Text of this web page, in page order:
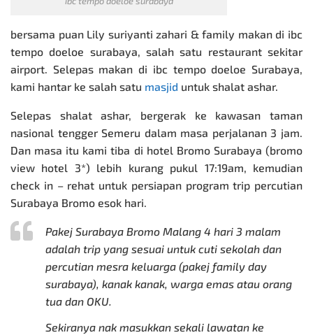
bersama puan Lily suriyanti zahari & family makan di ibc
tempo doeloe surabaya, salah satu restaurant sekitar
airport. Selepas makan di ibc tempo doeloe Surabaya,
kami hantar ke salah satu masjid untuk shalat ashar.
Selepas shalat ashar, bergerak ke kawasan taman
nasional tengger Semeru dalam masa perjalanan 3 jam.
Dan masa itu kami tiba di hotel Bromo Surabaya (bromo
view hotel 3*) lebih kurang pukul 17:19am, kemudian
check in – rehat untuk persiapan program trip percutian
Surabaya Bromo esok hari.
Pakej Surabaya Bromo Malang 4 hari 3 malam
adalah trip yang sesuai untuk cuti sekolah dan
percutian mesra keluarga (pakej family day
surabaya), kanak kanak, warga emas atau orang
tua dan OKU.
Sekiranya nak masukkan sekali lawatan ke